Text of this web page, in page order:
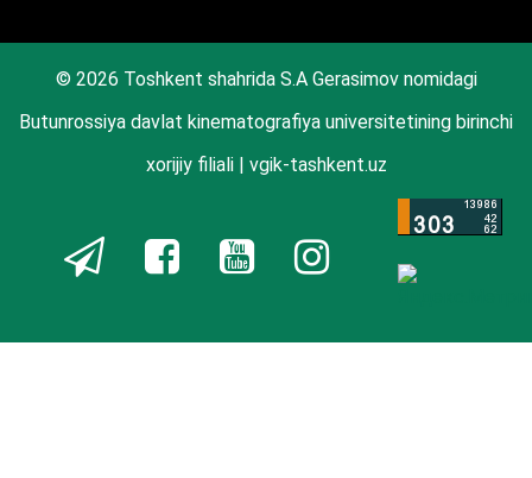
© 2026 Toshkent shahrida S.A Gerasimov nomidagi
Butunrossiya davlat kinematografiya universitetining birinchi
xorijiy filiali | vgik-tashkent.uz